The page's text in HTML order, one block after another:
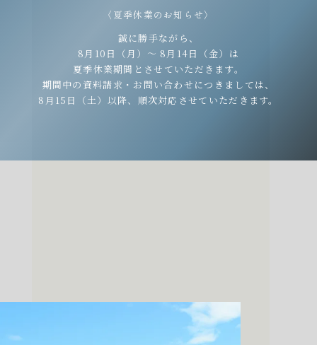
〈夏季休業のお知らせ〉
誠に勝手ながら、
8月10日（月）〜 8月14日（金）は
夏季休業期間とさせていただきます。
期間中の資料請求・お問い合わせにつきましては、
8月15日（土）以降、順次対応させていただきます。